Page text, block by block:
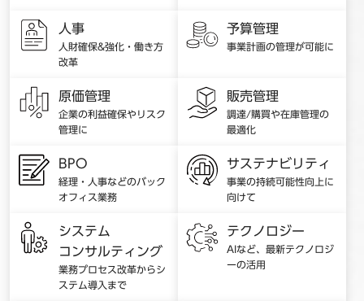
人事
人財確保&強化・働き方
改革
予算管理
事業計画の管理が可能に
原価管理
企業の利益確保やリスク
管理に
販売管理
調達/購買や在庫管理の
最適化
BPO
経理・人事などのバック
オフィス業務
サステナビリティ
事業の持続可能性向上に
向けて
システム
コンサルティング
業務プロセス改革からシ
ステム導入まで
テクノロジー
AIなど、最新テクノロジ
ーの活用